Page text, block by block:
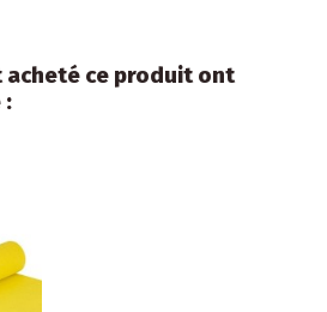
acheté ce produit ont
: